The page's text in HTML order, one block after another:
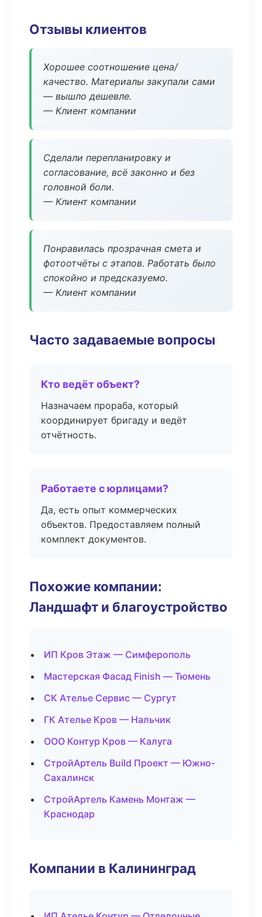
Отзывы клиентов
Хорошее соотношение цена/
качество. Материалы закупали сами
— вышло дешевле.
— Клиент компании
Сделали перепланировку и
согласование, всё законно и без
головной боли.
— Клиент компании
Понравилась прозрачная смета и
фотоотчёты с этапов. Работать было
спокойно и предсказуемо.
— Клиент компании
Часто задаваемые вопросы
Кто ведёт объект?
Назначаем прораба, который
координирует бригаду и ведёт
отчётность.
Работаете с юрлицами?
Да, есть опыт коммерческих
объектов. Предоставляем полный
комплект документов.
Похожие компании:
Ландшафт и благоустройство
ИП Кров Этаж — Симферополь
Мастерская Фасад Finish — Тюмень
СК Ателье Сервис — Сургут
ГК Ателье Кров — Нальчик
ООО Контур Кров — Калуга
СтройАртель Build Проект — Южно-
Сахалинск
СтройАртель Камень Монтаж —
Краснодар
Компании в Калининград